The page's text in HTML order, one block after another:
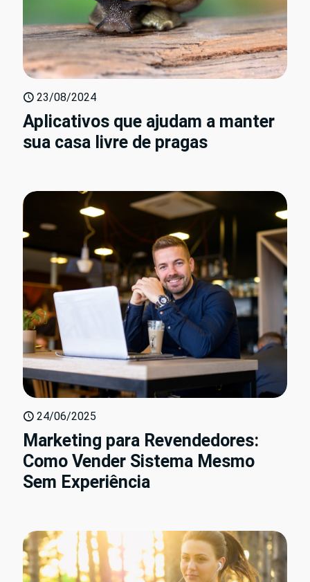
23/08/2024
Aplicativos que ajudam a manter
sua casa livre de pragas
24/06/2025
Marketing para Revendedores:
Como Vender Sistema Mesmo
Sem Experiência